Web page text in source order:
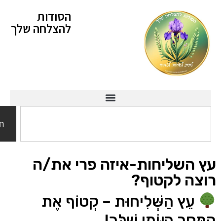
הסודות
להצלחה שלך
איזה פרי את/ה
לקטוף?
הַשְּׁלִיחוּת – קְטוֹף אֶת